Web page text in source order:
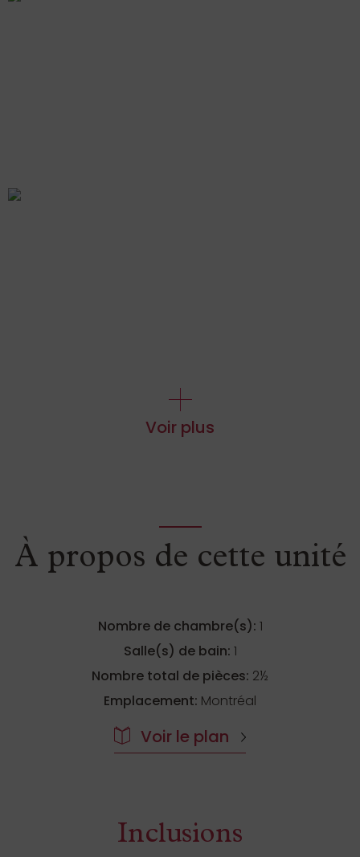
Voir plus
À propos de cette unité
Nombre de chambre(s): 1
Salle(s) de bain: 1
Nombre total de pièces: 2½
Emplacement: Montréal
Inclusions